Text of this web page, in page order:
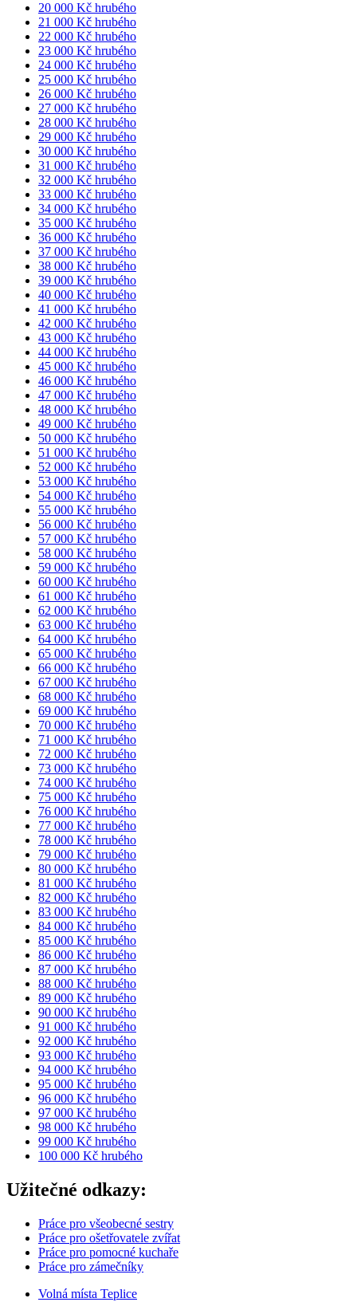
20 000 Kč hrubého
21 000 Kč hrubého
22 000 Kč hrubého
23 000 Kč hrubého
24 000 Kč hrubého
25 000 Kč hrubého
26 000 Kč hrubého
27 000 Kč hrubého
28 000 Kč hrubého
29 000 Kč hrubého
30 000 Kč hrubého
31 000 Kč hrubého
32 000 Kč hrubého
33 000 Kč hrubého
34 000 Kč hrubého
35 000 Kč hrubého
36 000 Kč hrubého
37 000 Kč hrubého
38 000 Kč hrubého
39 000 Kč hrubého
40 000 Kč hrubého
41 000 Kč hrubého
42 000 Kč hrubého
43 000 Kč hrubého
44 000 Kč hrubého
45 000 Kč hrubého
46 000 Kč hrubého
47 000 Kč hrubého
48 000 Kč hrubého
49 000 Kč hrubého
50 000 Kč hrubého
51 000 Kč hrubého
52 000 Kč hrubého
53 000 Kč hrubého
54 000 Kč hrubého
55 000 Kč hrubého
56 000 Kč hrubého
57 000 Kč hrubého
58 000 Kč hrubého
59 000 Kč hrubého
60 000 Kč hrubého
61 000 Kč hrubého
62 000 Kč hrubého
63 000 Kč hrubého
64 000 Kč hrubého
65 000 Kč hrubého
66 000 Kč hrubého
67 000 Kč hrubého
68 000 Kč hrubého
69 000 Kč hrubého
70 000 Kč hrubého
71 000 Kč hrubého
72 000 Kč hrubého
73 000 Kč hrubého
74 000 Kč hrubého
75 000 Kč hrubého
76 000 Kč hrubého
77 000 Kč hrubého
78 000 Kč hrubého
79 000 Kč hrubého
80 000 Kč hrubého
81 000 Kč hrubého
82 000 Kč hrubého
83 000 Kč hrubého
84 000 Kč hrubého
85 000 Kč hrubého
86 000 Kč hrubého
87 000 Kč hrubého
88 000 Kč hrubého
89 000 Kč hrubého
90 000 Kč hrubého
91 000 Kč hrubého
92 000 Kč hrubého
93 000 Kč hrubého
94 000 Kč hrubého
95 000 Kč hrubého
96 000 Kč hrubého
97 000 Kč hrubého
98 000 Kč hrubého
99 000 Kč hrubého
100 000 Kč hrubého
Užitečné odkazy:
Práce pro všeobecné sestry
Práce pro ošetřovatele zvířat
Práce pro pomocné kuchaře
Práce pro zámečníky
Volná místa Teplice